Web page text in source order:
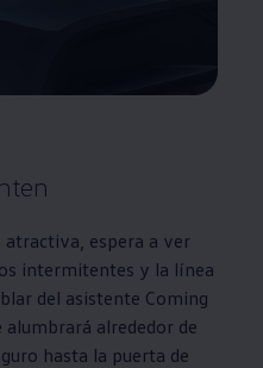
atractiva, espera a ver
intermitentes y la línea
del asistente Coming
alumbrará alrededor de
hasta la puerta de